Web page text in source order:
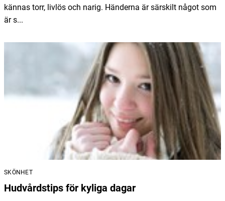
kännas torr, livlös och narig. Händerna är särskilt något som
är s...
SKÖNHET
Hudvårdstips för kyliga dagar